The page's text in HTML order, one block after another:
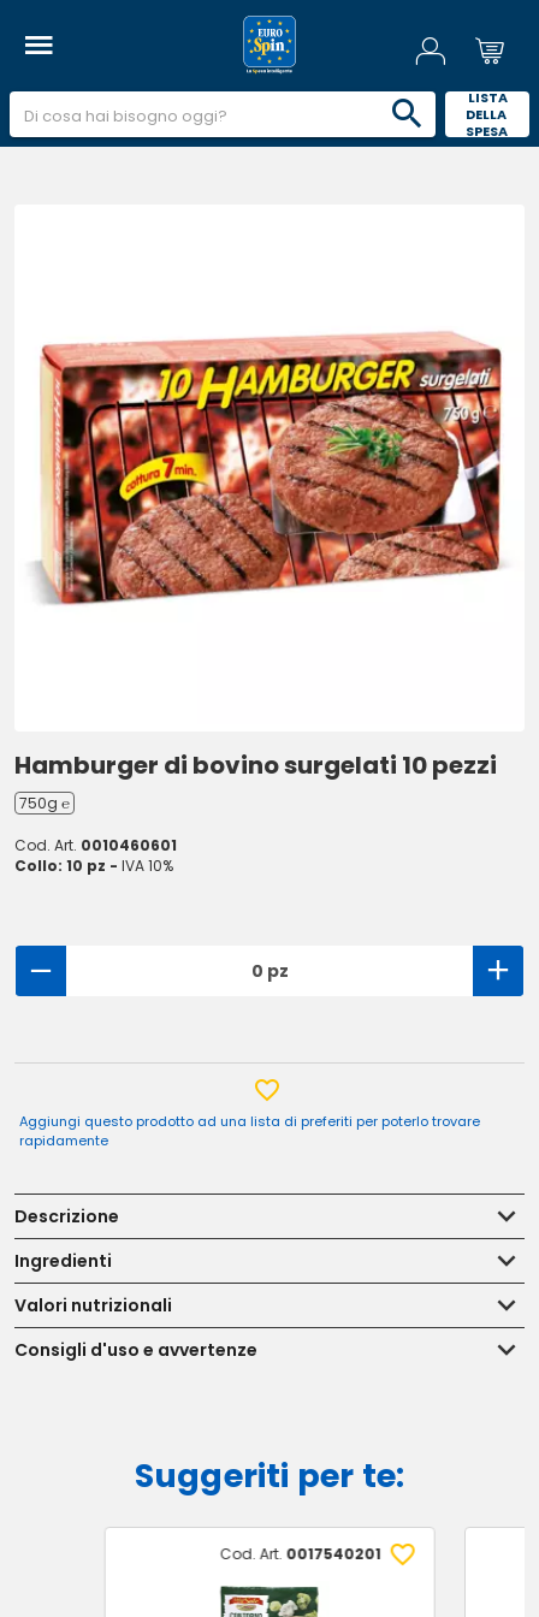
LISTA
DELLA
SPESA
Hamburger di bovino surgelati 10 pezzi
750g ℮
Cod. Art. 0010460601
Collo: 10 pz - IVA 10%
0 pz
Aggiungi questo prodotto ad una lista di preferiti per poterlo trovare
rapidamente
Descrizione
Ingredienti
Valori nutrizionali
Consigli d'uso e avvertenze
Suggeriti per te:
Cod. Art. 0017540201